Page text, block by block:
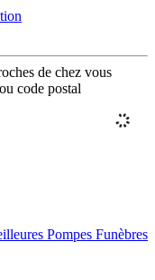
de chez vous
code postal
Pompes Funèbres